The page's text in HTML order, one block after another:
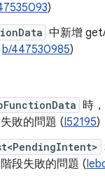
)
中新增
b/447530985)
時
敗的問題 (I52195)
段失敗的問題 (